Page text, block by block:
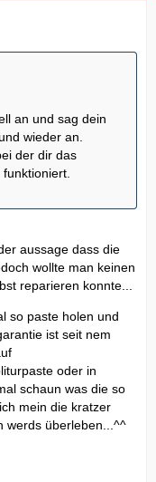
an und sag dein
wieder an.
der dir das
aussage dass die
wollte man keinen
reparieren konnte...
so paste holen und
ist seit nem
oder in
schaun was die so
mein die kratzer
werds überleben...^^